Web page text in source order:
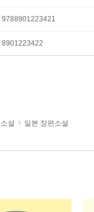
9788901223421
8901223422
설 일본 장편소설